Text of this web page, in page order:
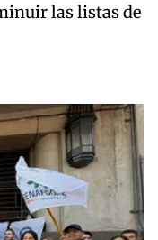
las listas de